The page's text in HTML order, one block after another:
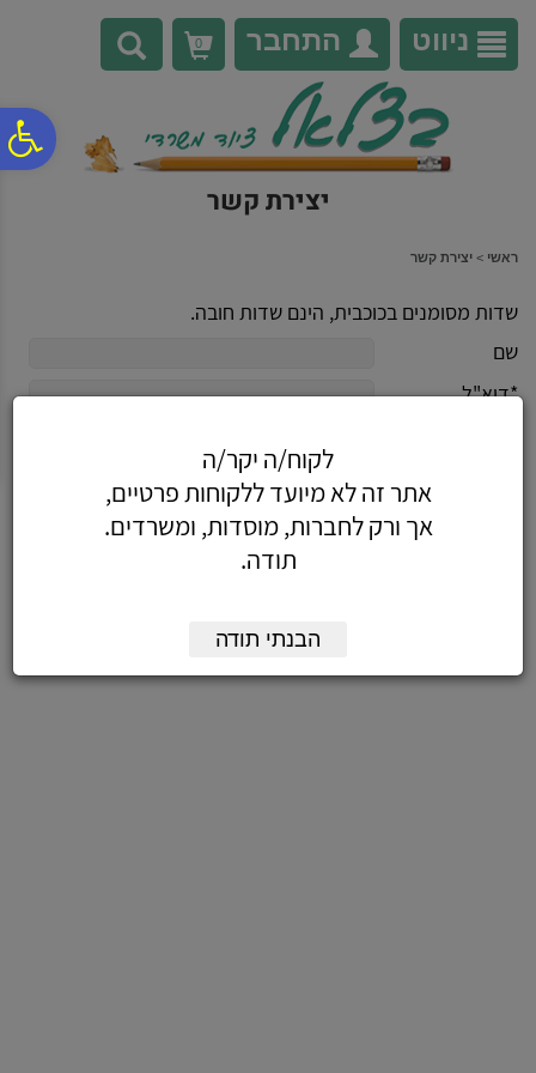
נגישות
אתר
המרכזי
ניווט התחבר 0
יצירת קשר
ראשי > יצירת קשר
שדות מסומנים בכוכבית, הינם שדות חובה.
שם
*דוא"ל
לקוח/ה יקר/ה
אתר זה לא מיועד ללקוחות פרטיים,
אך ורק לחברות, מוסדות, ומשרדים.
תודה.
הבנתי תודה